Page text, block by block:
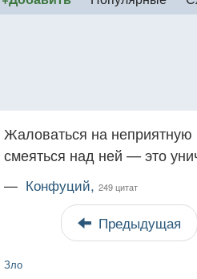
Жаловаться на
смеяться над ней — это
— Конфуций, 249 цитат
Предыдущая
Зло